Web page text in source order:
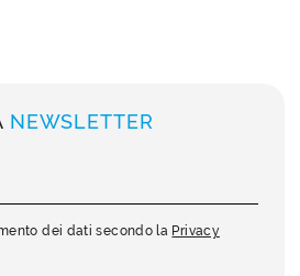
NEWSLETTER
dei dati secondo la Privacy